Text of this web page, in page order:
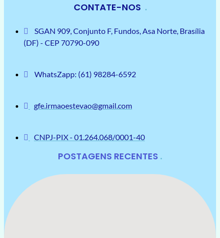
CONTATE-NOS
SGAN 909, Conjunto F, Fundos, Asa Norte, Brasília
(DF) - CEP 70790-090
WhatsZapp: (61) 98284-6592
gfe.irmaoestevao@gmail.com
CNPJ-PIX - 01.264.068/0001-40
POSTAGENS RECENTES